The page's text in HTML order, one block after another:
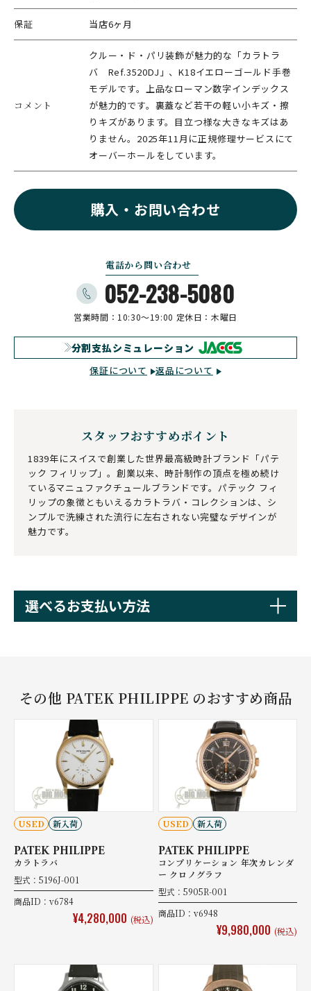
保証 当店6ヶ月
コメント
クルー・ド・パリ装飾が魅力的な「カラトラ
バ Ref.3520DJ」、K18イエローゴールド手巻
モデルです。上品なローマン数字インデックス
が魅力的です。裏蓋など若干の軽い小キズ・擦
りキズがあります。目立つ様な大きなキズはあ
りません。2025年11月に正規修理サービスにて
オーバーホールをしています。
購入・お問い合わせ
電話から問い合わせ
052-238-5080
営業時間：10:30〜19:00 定休日：木曜日
分割支払シミュレーション
保証について 返品について
スタッフおすすめポイント
1839年にスイスで創業した世界最高級時計ブランド「パテ
ック フィリップ」。創業以来、時計制作の頂点を極め続け
ているマニュファクチュールブランドです。パテック フィ
リップの象徴ともいえるカラトラバ・コレクションは、シ
ンプルで洗練された流行に左右されない完璧なデザインが
魅力です。
選べるお支払い方法
その他 PATEK PHILIPPE のおすすめ商品
USED 新入荷
PATEK PHILIPPE
カラトラバ
型式：5196J-001
商品ID：v6784
¥4,280,000 (税込)
USED 新入荷
PATEK PHILIPPE
コンプリケーション 年次カレンダ
ー クロノグラフ
型式：5905R-001
商品ID：v6948
¥9,980,000 (税込)